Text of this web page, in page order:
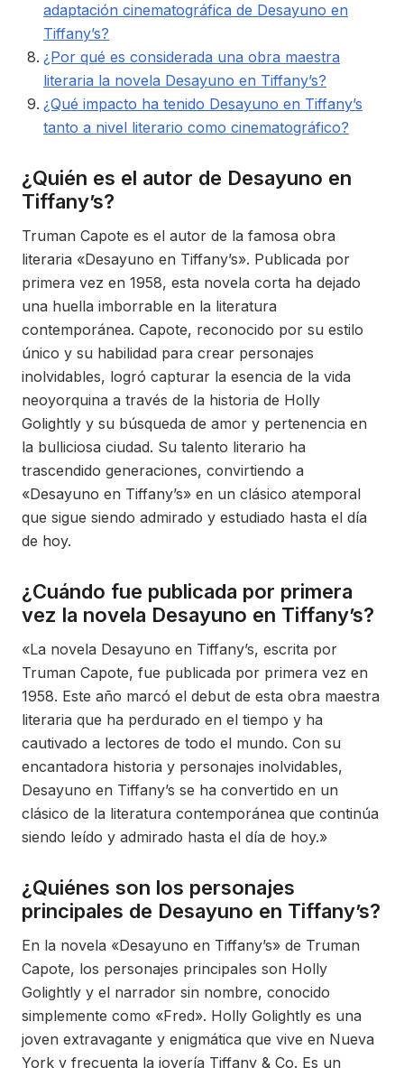
adaptación cinematográfica de Desayuno en
Tiffany’s?
¿Por qué es considerada una obra maestra
literaria la novela Desayuno en Tiffany’s?
¿Qué impacto ha tenido Desayuno en Tiffany’s
tanto a nivel literario como cinematográfico?
¿Quién es el autor de Desayuno en
Tiffany’s?
Truman Capote es el autor de la famosa obra
literaria «Desayuno en Tiffany’s». Publicada por
primera vez en 1958, esta novela corta ha dejado
una huella imborrable en la literatura
contemporánea. Capote, reconocido por su estilo
único y su habilidad para crear personajes
inolvidables, logró capturar la esencia de la vida
neoyorquina a través de la historia de Holly
Golightly y su búsqueda de amor y pertenencia en
la bulliciosa ciudad. Su talento literario ha
trascendido generaciones, convirtiendo a
«Desayuno en Tiffany’s» en un clásico atemporal
que sigue siendo admirado y estudiado hasta el día
de hoy.
¿Cuándo fue publicada por primera
vez la novela Desayuno en Tiffany’s?
«La novela Desayuno en Tiffany’s, escrita por
Truman Capote, fue publicada por primera vez en
1958. Este año marcó el debut de esta obra maestra
literaria que ha perdurado en el tiempo y ha
cautivado a lectores de todo el mundo. Con su
encantadora historia y personajes inolvidables,
Desayuno en Tiffany’s se ha convertido en un
clásico de la literatura contemporánea que continúa
siendo leído y admirado hasta el día de hoy.»
¿Quiénes son los personajes
principales de Desayuno en Tiffany’s?
En la novela «Desayuno en Tiffany’s» de Truman
Capote, los personajes principales son Holly
Golightly y el narrador sin nombre, conocido
simplemente como «Fred». Holly Golightly es una
joven extravagante y enigmática que vive en Nueva
York y frecuenta la joyería Tiffany & Co. Es un